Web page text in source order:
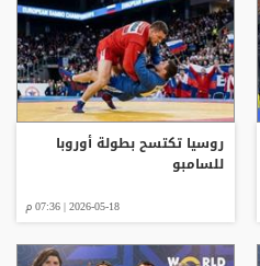
روسيا تكتسح بطولة أوروبا
للسامبو
2026-05-18 | 07:36 م